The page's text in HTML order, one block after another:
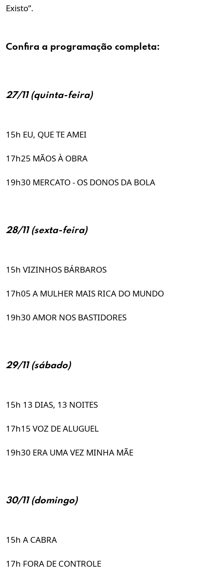
Existo”.
Confira a programação completa:
27/11 (quinta-feira)
15h EU, QUE TE AMEI
17h25 MÃOS À OBRA
19h30 MERCATO - OS DONOS DA BOLA
28/11 (sexta-feira)
15h VIZINHOS BÁRBAROS
17h05 A MULHER MAIS RICA DO MUNDO
19h30 AMOR NOS BASTIDORES
29/11 (sábado)
15h 13 DIAS, 13 NOITES
17h15 VOZ DE ALUGUEL
19h30 ERA UMA VEZ MINHA MÃE
30/11 (domingo)
15h A CABRA
17h FORA DE CONTROLE